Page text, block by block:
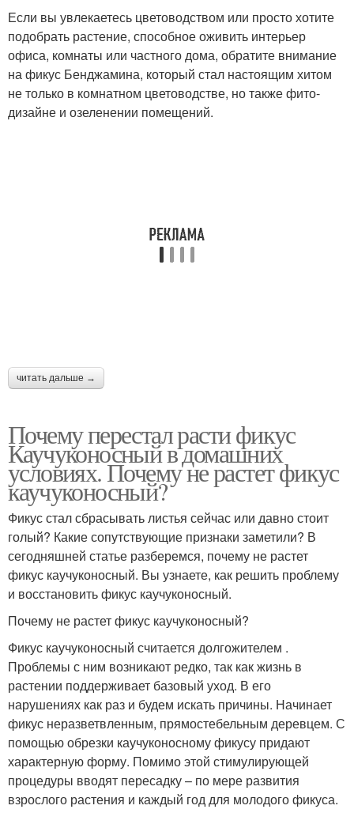
Если вы увлекаетесь цветоводством или просто хотите
подобрать растение, способное оживить интерьер
офиса, комнаты или частного дома, обратите внимание
на фикус Бенджамина, который стал настоящим хитом
не только в комнатном цветоводстве, но также фито-
дизайне и озеленении помещений.
читать дальше →
Почему перестал расти фикус
Каучуконосный в домашних
условиях. Почему не растет фикус
каучуконосный?
Фикус стал сбрасывать листья сейчас или давно стоит
голый? Какие сопутствующие признаки заметили? В
сегодняшней статье разберемся, почему не растет
фикус каучуконосный. Вы узнаете, как решить проблему
и восстановить фикус каучуконосный.
Почему не растет фикус каучуконосный?
Фикус каучуконосный считается долгожителем .
Проблемы с ним возникают редко, так как жизнь в
растении поддерживает базовый уход. В его
нарушениях как раз и будем искать причины. Начинает
фикус неразветвленным, прямостебельным деревцем. С
помощью обрезки каучуконосному фикусу придают
характерную форму. Помимо этой стимулирующей
процедуры вводят пересадку – по мере развития
взрослого растения и каждый год для молодого фикуса.